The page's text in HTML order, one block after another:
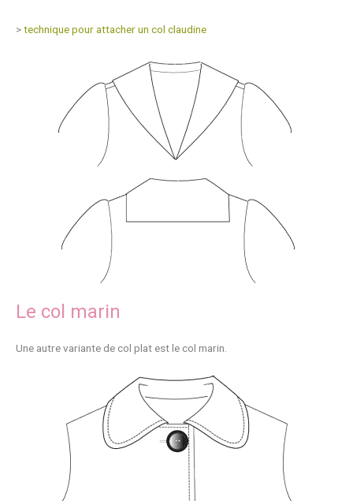
>technique pour attacher un col claudine
Le col marin
Une autre variante de col plat est le col marin.